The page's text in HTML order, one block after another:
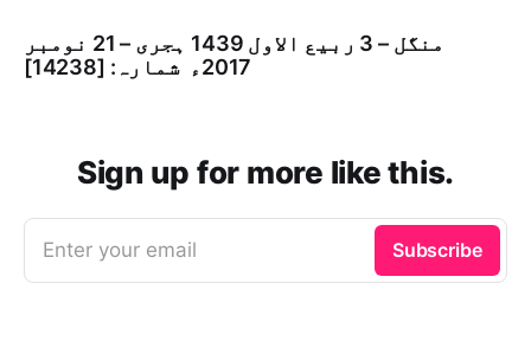
منگل – 3 ربيع الاول 1439 ہجری – 21 نومبر
2017ء شمارہ: [14238]
Sign up for more like this.
Enter your email Subscribe